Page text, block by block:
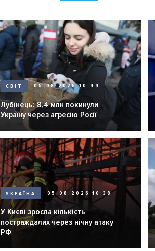
СВІТ 05.08.2026 10:44
Лубінець: 8,4 млн покинули
Україну через агресію Росії
УКРАЇНА 05.08.2026 10:38
У Києві зросла кількість
постраждалих через нічну атаку
РФ